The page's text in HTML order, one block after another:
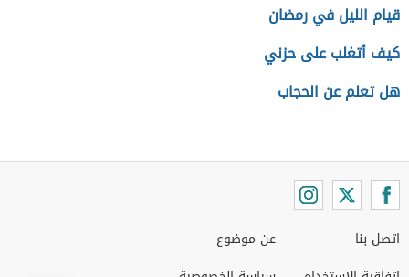
قيام الليل في رمضان
كيف أتغلب على حزني
هل تعلم عن الحجاب
اتصل بنا
عن موضوع